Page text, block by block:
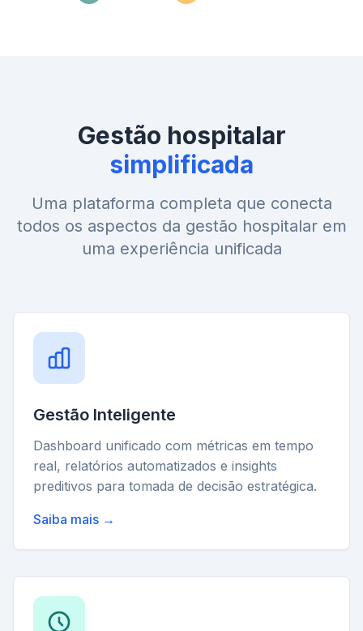
Gestão hospitalar
simplificada
Uma plataforma completa que conecta
todos os aspectos da gestão hospitalar em
uma experiência unificada
Gestão Inteligente
Dashboard unificado com métricas em tempo
real, relatórios automatizados e insights
preditivos para tomada de decisão estratégica.
Saiba mais →